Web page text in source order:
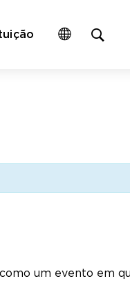
um evento em